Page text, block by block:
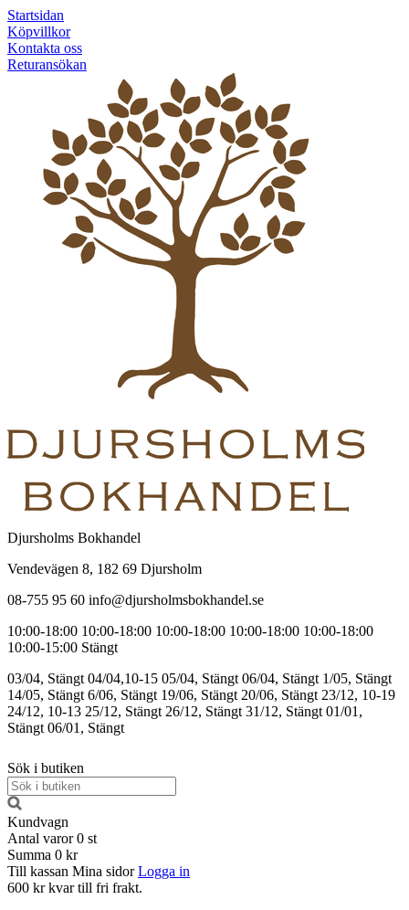
Startsidan
Köpvillkor
Kontakta oss
Returansökan
Djursholms Bokhandel
Vendevägen 8, 182 69 Djursholm
08-755 95 60 info@djursholmsbokhandel.se
10:00-18:00 10:00-18:00 10:00-18:00 10:00-18:00 10:00-18:00
10:00-15:00 Stängt
03/04, Stängt 04/04,10-15 05/04, Stängt 06/04, Stängt 1/05, Stängt
14/05, Stängt 6/06, Stängt 19/06, Stängt 20/06, Stängt 23/12, 10-19
24/12, 10-13 25/12, Stängt 26/12, Stängt 31/12, Stängt 01/01,
Stängt 06/01, Stängt
Sök i butiken
Kundvagn
Antal varor 0 st
Summa 0 kr
Till kassan Mina sidor Logga in
600 kr kvar till fri frakt.